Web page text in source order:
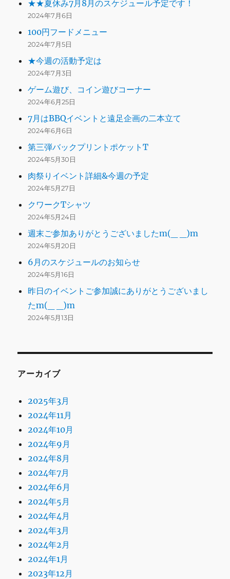
★★夏休み7月8月のスケジュール予定です！
2024年7月6日
100円フードメニュー
2024年7月5日
★今週の活動予定は
2024年7月3日
ゲーム遊び、コイン遊びコーナー
2024年6月25日
7月はBBQイベントと遠足企画の二本立て
2024年6月6日
第三弾バックプリントポケットT
2024年5月30日
肉祭りイベント詳細&今週の予定
2024年5月27日
クワークTシャツ
2024年5月24日
週末ご参加ありがとうございましたm(_ _)m
2024年5月20日
6月のスケジュールのお知らせ
2024年5月16日
昨日のイベントご参加誠にありがとうございまし
たm(_ _)m
2024年5月13日
アーカイブ
2025年3月
2024年11月
2024年10月
2024年9月
2024年8月
2024年7月
2024年6月
2024年5月
2024年4月
2024年3月
2024年2月
2024年1月
2023年12月